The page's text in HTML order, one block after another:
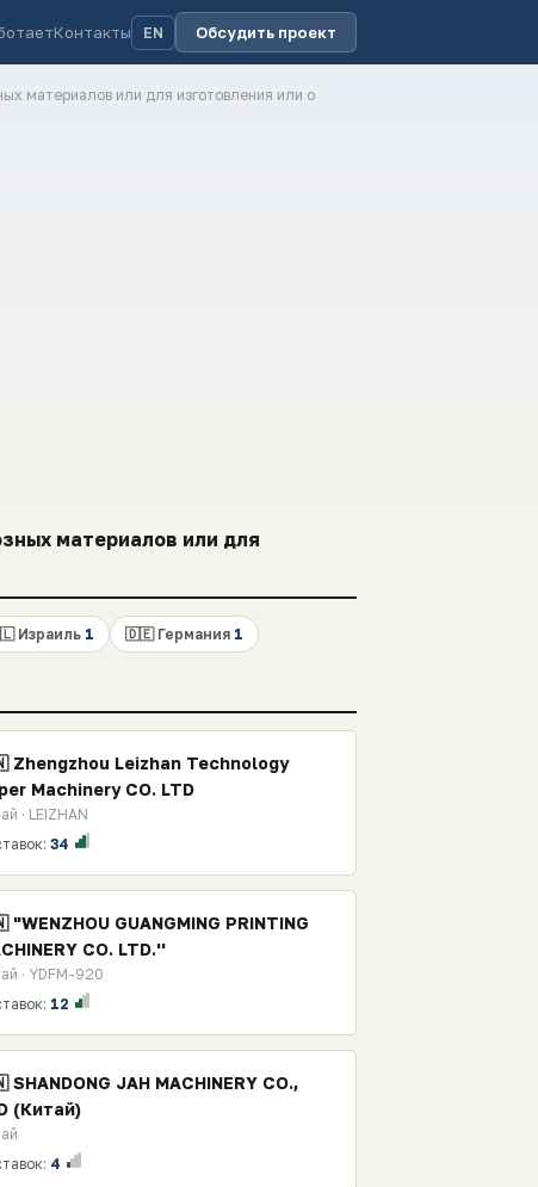
Контакты EN Обсудить проект
материалов или для изготовления или о
материалов или для
Израиль 1 🇩🇪 Германия 1
Leizhan Technology
Machinery CO. LTD
· LEIZHAN
34
GUANGMING PRINTING
CO. LTD.''
· YDFM-920
12
JAH MACHINERY CO.,
(Китай)
4